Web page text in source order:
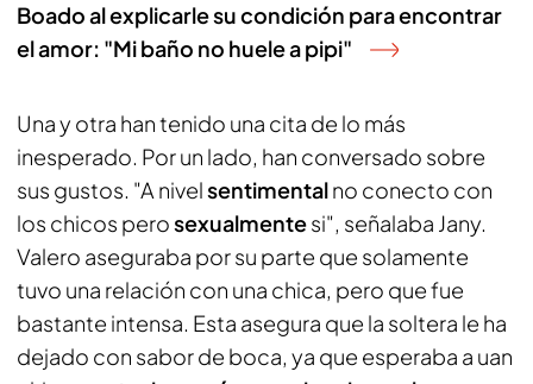
Boado al explicarle su condición para encontrar
el amor: "Mi baño no huele a pipi"
Una y otra han tenido una cita de lo más
inesperado. Por un lado, han conversado sobre
sus gustos. "A nivelsentimentalno conecto con
los chicos perosexualmentesi", señalaba Jany.
Valero aseguraba por su parte que solamente
tuvo una relación con una chica, pero que fue
bastante intensa. Esta asegura que la soltera le ha
dejado con sabor de boca, ya que esperaba a uan